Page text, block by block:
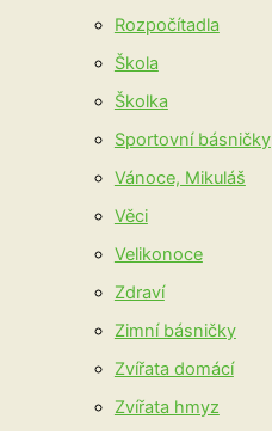
Rozpočítadla
Škola
Školka
Sportovní básničky
Vánoce, Mikuláš
Věci
Velikonoce
Zdraví
Zimní básničky
Zvířata domácí
Zvířata hmyz